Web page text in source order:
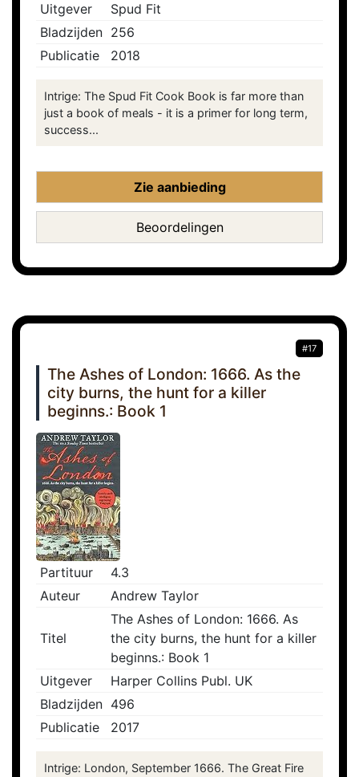
Uitgever
Spud Fit
Bladzijden 256
Publicatie
2018
Intrige: The Spud Fit Cook Book is far more than
just a book of meals - it is a primer for long term,
success...
Zie aanbieding
Beoordelingen
#17
The Ashes of London: 1666. As the
city burns, the hunt for a killer
beginns.: Book 1
Partituur
4.3
Auteur
Andrew Taylor
Titel
The Ashes of London: 1666. As
the city burns, the hunt for a killer
beginns.: Book 1
Uitgever
Harper Collins Publ. UK
Bladzijden 496
Publicatie
2017
Intrige: London, September 1666. The Great Fire